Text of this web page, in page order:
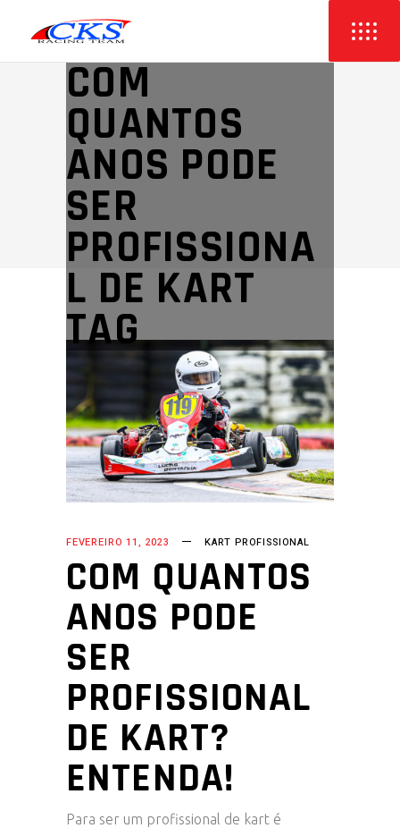
COM
QUANTOS
ANOS PODE
SER
PROFISSIONA
L DE KART
TAG
FEVEREIRO 11, 2023 KART PROFISSIONAL
COM QUANTOS
ANOS PODE
SER
PROFISSIONAL
DE KART?
ENTENDA!
Para ser um profissional de kart é